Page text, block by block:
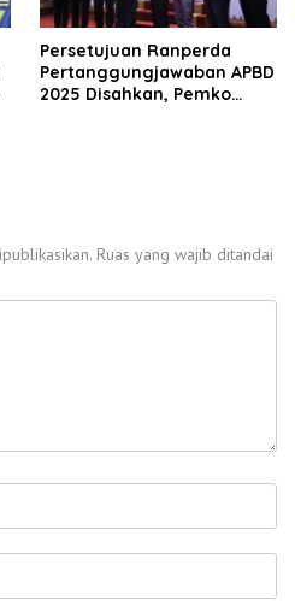
Persetujuan Ranperda
Pertanggungjawaban APBD
2025 Disahkan, Pemko
Ruas yang wajib ditandai